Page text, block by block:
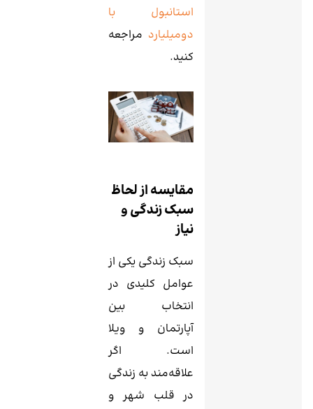
استانبول با
دومیلیارد مراجعه
کنید.
مقایسه از لحاظ
سبک زندگی و
نیاز
سبک زندگی یکی از
عوامل کلیدی در
انتخاب بین
آپارتمان و ویلا
است. اگر
علاقه‌مند به زندگی
در قلب شهر و